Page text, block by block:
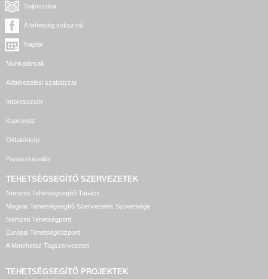
Sajtószoba
A tehetség sokszínű
Naptár
Munkatársak
Adatkezelési szabályzat
Impresszum
Kapcsolat
Oldaltérkép
Panaszkezelés
TEHETSÉGSEGÍTŐ SZERVEZETEK
Nemzeti Tehetségsegítő Tanács
Magyar Tehetségsegítő Szervezetek Szövetsége
Nemzeti Tehetségpont
Európai Tehetségközpont
A Matehetsz Tagszervezetei
TEHETSÉGSEGÍTŐ PROJEKTEK